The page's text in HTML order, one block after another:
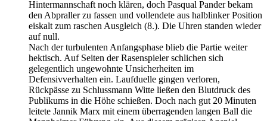
Hintermannschaft noch klären, doch Pasqual Pander bekam
den Abpraller zu fassen und vollendete aus halblinker Position
eiskalt zum raschen Ausgleich (8.). Die Uhren standen wieder
auf null.
Nach der turbulenten Anfangsphase blieb die Partie weiter
hektisch. Auf Seiten der Rasenspieler schlichen sich
gelegentlich ungewohnte Unsicherheiten im
Defensivverhalten ein. Laufduelle gingen verloren,
Rückpässe zu Schlussmann Witte ließen den Blutdruck des
Publikums in die Höhe schießen. Doch nach gut 20 Minuten
leitete Jannik Marx mit einem überragenden langen Ball die